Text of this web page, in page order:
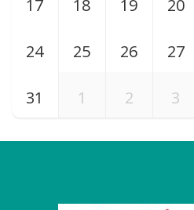
17 18 19 20
24 25 26 27
31 1 2 3